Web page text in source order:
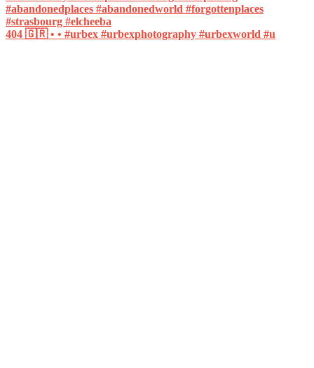
404 🇬🇷 • • #urbex #urbexphotography #urbexworld #u